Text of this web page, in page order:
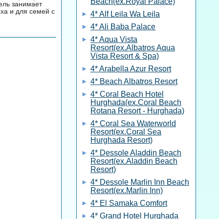
занимает
и для семей с
4* Alf Leila Wa Leila
4* Ali Baba Palace
4* Aqua Vista
Resort(ex.Albatros Aqua
Vista Resort & Spa)
4* Arabella Azur Resort
4* Beach Albatros Resort
4* Coral Beach Hotel
Hurghada(ex.Coral Beach
Rotana Resort - Hurghada)
4* Coral Sea Waterworld
Resort(ex.Coral Sea
Hurghada Resort)
4* Dessole Aladdin Beach
Resort(ex.Aladdin Beach
Resort)
4* Dessole Marlin Inn Beach
Resort(ex.Marlin Inn)
4* El Samaka Comfort
4* Grand Hotel Hurghada